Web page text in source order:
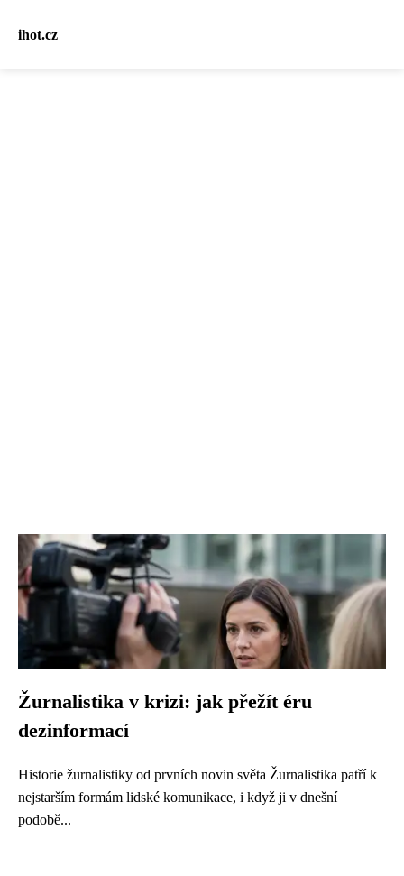
ihot.cz
Žurnalistika v krizi: jak přežít éru
dezinformací
Historie žurnalistiky od prvních novin světa Žurnalistika patří k
nejstarším formám lidské komunikace, i když ji v dnešní
podobě...